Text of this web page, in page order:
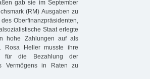
gab sie im September
(RM) Ausgaben zu
Oberfinanzpräsidenten,
Staat erlegte
hohe Zahlungen auf als
Rosa Heller musste ihre
für die Bezahlung der
Vermögens in Raten zu